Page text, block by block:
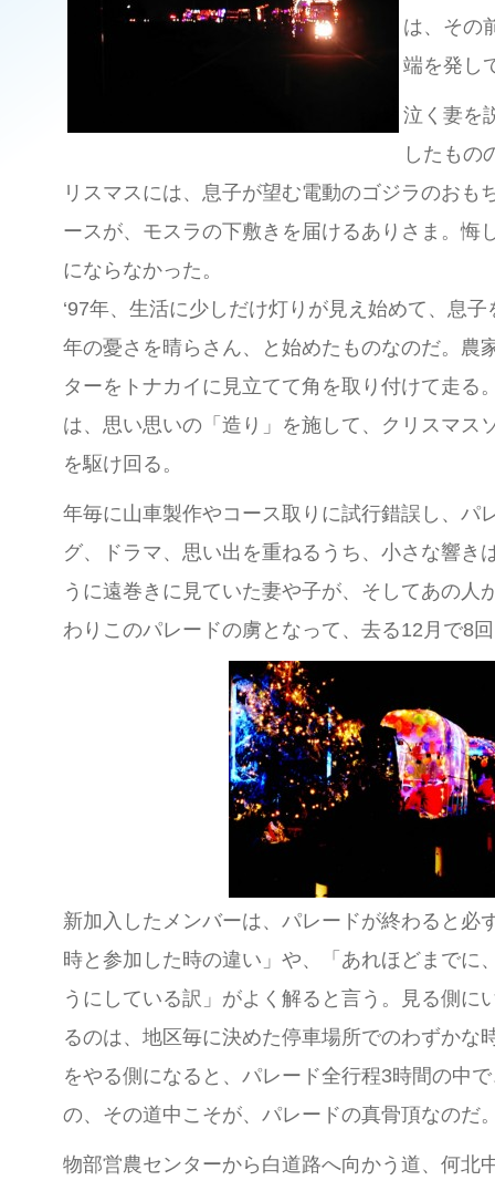
は、その
端を発し
泣く妻を
したもの
リスマスには、息子が望む電動のゴジラのおも
ースが、モスラの下敷きを届けるありさま。悔
にならなかった。
‘97年、生活に少しだけ灯りが見え始めて、息
年の憂さを晴らさん、と始めたものなのだ。農
ターをトナカイに見立てて角を取り付けて走る
は、思い思いの「造り」を施して、クリスマス
を駆け回る。
年毎に山車製作やコース取りに試行錯誤し、パ
グ、ドラマ、思い出を重ねるうち、小さな響き
うに遠巻きに見ていた妻や子が、そしてあの人
わりこのパレードの虜となって、去る12月で8
新加入したメンバーは、パレードが終わると必
時と参加した時の違い」や、「あれほどまでに
うにしている訳」がよく解ると言う。見る側に
るのは、地区毎に決めた停車場所でのわずかな
をやる側になると、パレード全行程3時間の中
の、その道中こそが、パレードの真骨頂なのだ
物部営農センターから白道路へ向かう道、何北